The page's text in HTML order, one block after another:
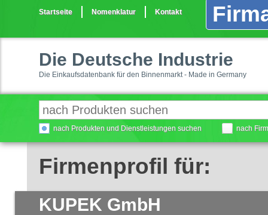
Startseite Nomenklatur Kontakt
Die Deutsche Industrie
Die Einkaufsdatenbank für den Binnenmarkt - Made in Germany
nach Produkten und Dienstleistungen suchen nach
Firmenprofil für:
KUPEK GmbH